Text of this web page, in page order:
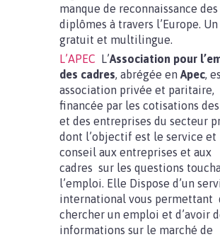
manque de reconnaissance des
diplômes à travers l’Europe.
gratuit et multilingue.
L’APEC L’Association pour
des cadres, abrégée en Apec,
association privée et paritaire,
financée par les cotisations
et des entreprises du secteur
dont l’objectif est le service et
conseil aux entreprises et aux
cadres sur les questions
l’emploi. Elle Dispose d’un
international vous permettant
chercher un emploi et d’avoir
informations sur le marché de